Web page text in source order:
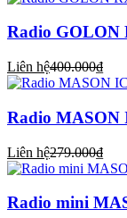
Radio GOLON
Liên hệ400.000₫
Radio MASON
Liên hệ279.000₫
Radio mini